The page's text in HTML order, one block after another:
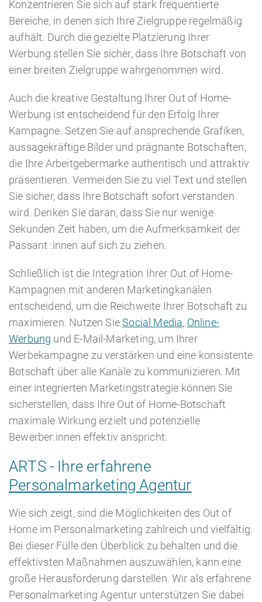
Konzentrieren Sie sich auf stark frequentierte
Bereiche, in denen sich Ihre Zielgruppe regelmäßig
aufhält. Durch die gezielte Platzierung Ihrer
Werbung stellen Sie sicher, dass Ihre Botschaft von
einer breiten Zielgruppe wahrgenommen wird.
Auch die kreative Gestaltung Ihrer Out of Home-
Werbung ist entscheidend für den Erfolg Ihrer
Kampagne. Setzen Sie auf ansprechende Grafiken,
aussagekräftige Bilder und prägnante Botschaften,
die Ihre Arbeitgebermarke authentisch und attraktiv
präsentieren. Vermeiden Sie zu viel Text und stellen
Sie sicher, dass Ihre Botschaft sofort verstanden
wird. Denken Sie daran, dass Sie nur wenige
Sekunden Zeit haben, um die Aufmerksamkeit der
Passant :innen auf sich zu ziehen.
Schließlich ist die Integration Ihrer Out of Home-
Kampagnen mit anderen Marketingkanälen
entscheidend, um die Reichweite Ihrer Botschaft zu
maximieren. Nutzen SieSocial Media, Online-
Werbung und E-Mail-Marketing, um Ihrer
Werbekampagne zu verstärken und eine konsistente
Botschaft über alle Kanäle zu kommunizieren. Mit
einer integrierten Marketingstrategie können Sie
sicherstellen, dass Ihre Out of Home-Botschaft
maximale Wirkung erzielt und potenzielle
Bewerber:innen effektiv anspricht.
ARTS - Ihre erfahrene
Personalmarketing Agentur
Wie sich zeigt, sind die Möglichkeiten des Out of
Home im Personalmarketing zahlreich und vielfältig.
Bei dieser Fülle den Überblick zu behalten und die
effektivsten Maßnahmen auszuwählen, kann eine
große Herausforderung darstellen. Wir als erfahrene
Personalmarketing Agentur unterstützen Sie dabei